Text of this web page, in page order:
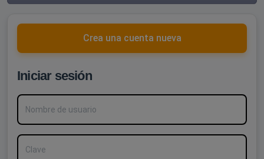
Crea una cuenta nueva
Iniciar sesión
Nombre de usuario
Clave